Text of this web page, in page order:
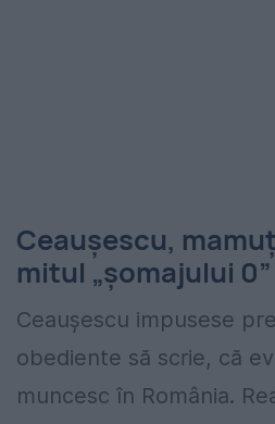
Ceaușescu,
mitul „șomajului 0”
Ceaușescu impusese
obediente să scrie, că
muncesc în România.